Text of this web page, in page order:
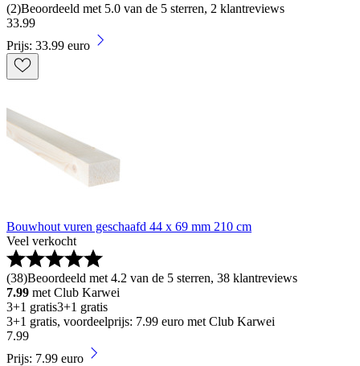
(2)Beoordeeld met 5.0 van de 5 sterren, 2 klantreviews
33.99
Prijs: 33.99 euro
Bouwhout vuren geschaafd 44 x 69 mm 210 cm
Veel verkocht
(38)Beoordeeld met 4.2 van de 5 sterren, 38 klantreviews
7.99 met Club Karwei
3+1 gratis3+1 gratis
3+1 gratis, voordeelprijs: 7.99 euro met Club Karwei
7.99
Prijs: 7.99 euro